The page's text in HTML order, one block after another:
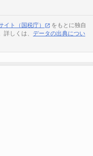
イト（国税庁）
をもとに独自
しくは、 データの出典につい